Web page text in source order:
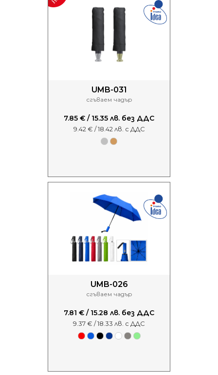
UMB-031
сгъваем чадър
7.85 € / 15.35 лв. без ДДС
9.42 € / 18.42 лв. с ДДС
UMB-026
сгъваем чадър
7.81 € / 15.28 лв. без ДДС
9.37 € / 18.33 лв. с ДДС